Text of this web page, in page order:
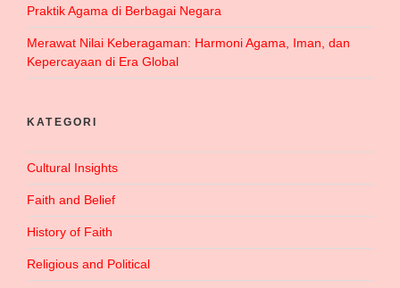
Praktik Agama di Berbagai Negara
Merawat Nilai Keberagaman: Harmoni Agama, Iman, dan
Kepercayaan di Era Global
KATEGORI
Cultural Insights
Faith and Belief
History of Faith
Religious and Political